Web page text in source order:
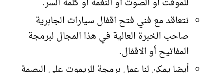
نتعاقد مع فني فتح اقفال سيارات الجابرية
صاحب الخبرة العالية في هذا المجال لبرمجة
المفاتيح أو الاقفال.
أيضا يمكن لنا عمل برمجة للريموت على البصمة